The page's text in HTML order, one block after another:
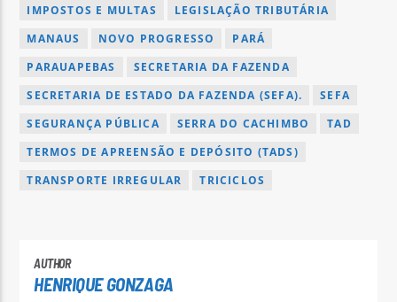
IMPOSTOS E MULTAS
LEGISLAÇÃO TRIBUTÁRIA
MANAUS
NOVO PROGRESSO
PARÁ
PARAUAPEBAS
SECRETARIA DA FAZENDA
SECRETARIA DE ESTADO DA FAZENDA (SEFA).
SEFA
SEGURANÇA PÚBLICA
SERRA DO CACHIMBO
TAD
TERMOS DE APREENSÃO E DEPÓSITO (TADS)
TRANSPORTE IRREGULAR
TRICICLOS
AUTHOR
HENRIQUE GONZAGA